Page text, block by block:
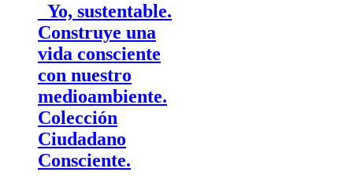
_Yo, sustentable.
Construye una
vida consciente
con nuestro
medioambiente.
Colección
Ciudadano
Consciente.